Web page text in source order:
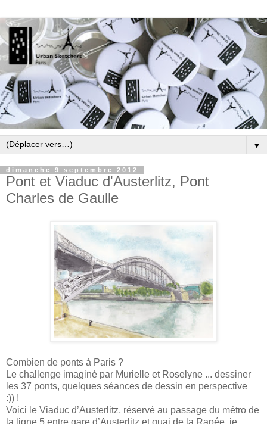
▼
dimanche 9 septembre 2012
Pont et Viaduc d'Austerlitz, Pont
Charles de Gaulle
Combien de ponts à Paris ?
Le challenge imaginé par Murielle et Roselyne ... dessiner
les 37 ponts, quelques séances de dessin en perspective
:)) !
Voici le Viaduc d’Austerlitz, réservé au passage du métro de
la ligne 5 entre gare d’Austerlitz et quai de la Rapée, je